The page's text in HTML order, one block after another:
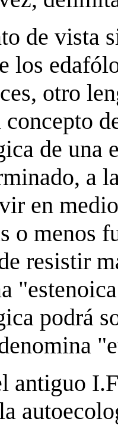
de vista
los
otro
de una
a
en
o menos
resistir
podrá
antiguo